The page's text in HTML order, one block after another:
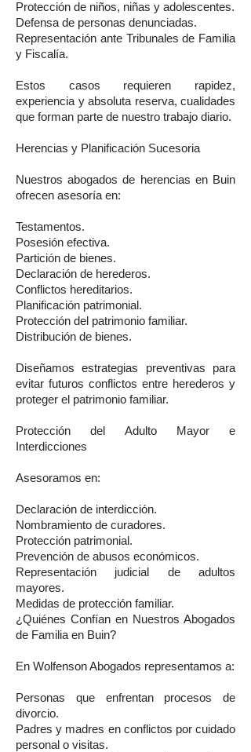
Protección de niños, niñas y adolescentes.
Defensa de personas denunciadas.
Representación ante Tribunales de Familia
y Fiscalía.
Estos casos requieren rapidez,
experiencia y absoluta reserva, cualidades
que forman parte de nuestro trabajo diario.
Herencias y Planificación Sucesoria
Nuestros abogados de herencias en Buin
ofrecen asesoría en:
Testamentos.
Posesión efectiva.
Partición de bienes.
Declaración de herederos.
Conflictos hereditarios.
Planificación patrimonial.
Protección del patrimonio familiar.
Distribución de bienes.
Diseñamos estrategias preventivas para
evitar futuros conflictos entre herederos y
proteger el patrimonio familiar.
Protección del Adulto Mayor e
Interdicciones
Asesoramos en:
Declaración de interdicción.
Nombramiento de curadores.
Protección patrimonial.
Prevención de abusos económicos.
Representación judicial de adultos
mayores.
Medidas de protección familiar.
¿Quiénes Confían en Nuestros Abogados
de Familia en Buin?
En Wolfenson Abogados representamos a:
Personas que enfrentan procesos de
divorcio.
Padres y madres en conflictos por cuidado
personal o visitas.